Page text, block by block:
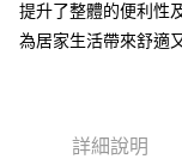
權轉讓予恩沛科技股份
２．關於個人資料處理
４．使用「AFTEE先
提升了整體的便利性
為居家生活帶來舒適
詳細說明